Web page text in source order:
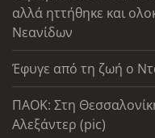
αλλά ηττήθηκε και
Νεανίδων
Έφυγε από τη ζωή ο
ΠΑΟΚ: Στη
Αλεξάντερ (pic)